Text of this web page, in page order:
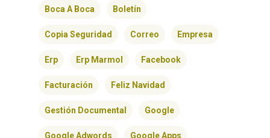
Boca A Boca Boletín
Copia Seguridad Correo Empresa
Erp Erp Marmol Facebook
Facturación Feliz Navidad
Gestión Documental Google
Google Adwords Google Apps